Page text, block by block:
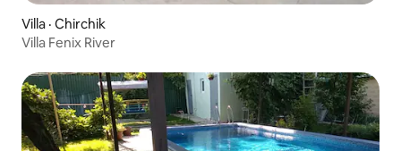
Villa · Chirchik
Villa Fenix River